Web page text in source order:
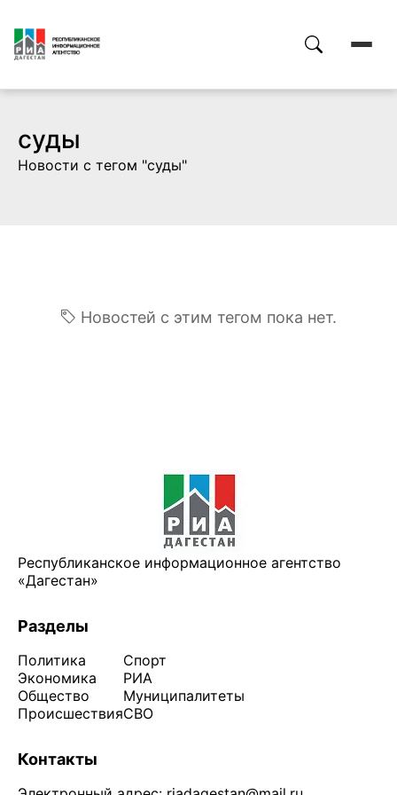
суды
Новости с тегом "суды"
Новостей с этим тегом пока нет.
Республиканское информационное агентство
«Дагестан»
Разделы
Политика
Экономика
Общество
Происшествия
Спорт
РИА
Муниципалитеты
СВО
Контакты